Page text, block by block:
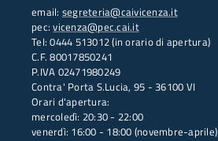
email: segreteria@caivicenza.it
pec:vicenza@pec.cai.it
Tel: 0444 513012 (in orario di apertura)
C.F. 80017850241
P.IVA 02471980249
Contra' Porta S.Lucia, 95 - 36100 VI
Orari d'apertura:
mercoledì: 20:30 - 22:00
venerdì: 16:00 - 18:00 (novembre-aprile)